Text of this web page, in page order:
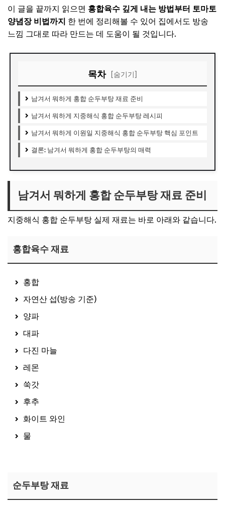
이 글을 끝까지 읽으면 홍합육수 깊게 내는 방법부터 토마토
양념장 비법까지 한 번에 정리해볼 수 있어 집에서도 방송
느낌 그대로 따라 만드는 데 도움이 될 것입니다.
목차 [숨기기]
남겨서 뭐하게 홍합 순두부탕 재료 준비
남겨서 뭐하게 지중해식 홍합 순두부탕 레시피
남겨서 뭐하게 이원일 지중해식 홍합 순두부탕 핵심 포인트
결론: 남겨서 뭐하게 홍합 순두부탕의 매력
남겨서 뭐하게 홍합 순두부탕 재료 준비
지중해식 홍합 순두부탕 실제 재료는 바로 아래와 같습니다.
홍합육수 재료
홍합
자연산 섭(방송 기준)
양파
대파
다진 마늘
레몬
쑥갓
후추
화이트 와인
물
순두부탕 재료